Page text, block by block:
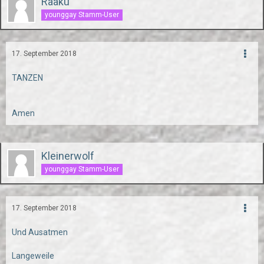
younggay Stamm-User
17. September 2018
TANZEN
Amen
Kleinerwolf
younggay Stamm-User
17. September 2018
Und Ausatmen
Langeweile